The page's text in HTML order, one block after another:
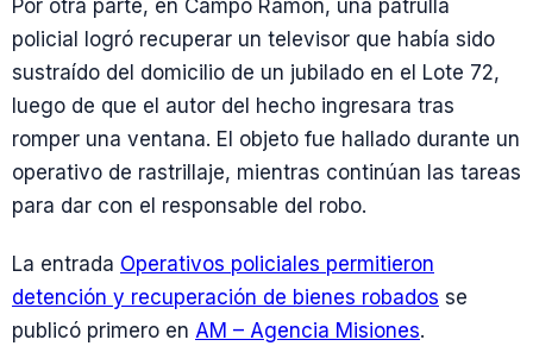
Por otra parte, en Campo Ramón, una patrulla
policial logró recuperar un televisor que había sido
sustraído del domicilio de un jubilado en el Lote 72,
luego de que el autor del hecho ingresara tras
romper una ventana. El objeto fue hallado durante un
operativo de rastrillaje, mientras continúan las tareas
para dar con el responsable del robo.
La entrada Operativos policiales permitieron
detención y recuperación de bienes robados se
publicó primero en AM – Agencia Misiones.